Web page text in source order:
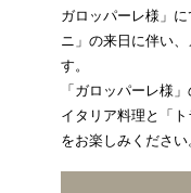
ガロッパーレ様」
ニ」の来日に伴い
す。
「ガロッパーレ様
イタリア料理と「
をお楽しみください